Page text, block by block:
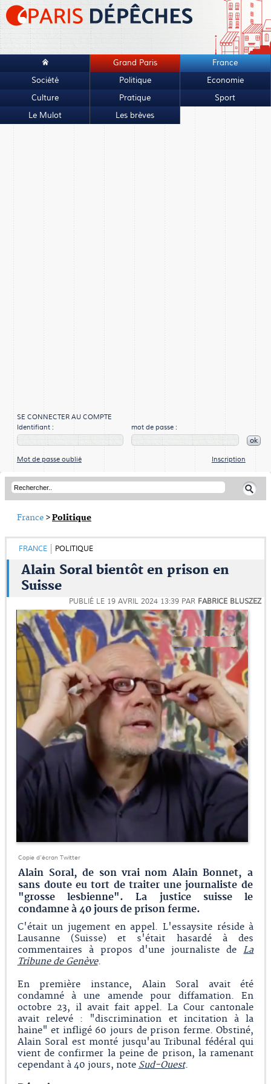
Grand Paris
France
Société
Politique
Economie
Culture
Pratique
Sport
Le Mulot
Les brèves
SE CONNECTER AU COMPTE
Identifiant :
mot de passe :
ok
Mot de passe oublié Inscription
France >Politique
FRANCE POLITIQUE
Alain Soral bientôt en prison en
Suisse
PUBLIÉ LE 19 AVRIL 2024 13:39 PAR FABRICE BLUSZEZ
Copie d'écran Twitter
Alain Soral, de son vrai nom Alain Bonnet, a
sans doute eu tort de traiter une journaliste de
"grosse lesbienne". La justice suisse le
condamne à 40 jours de prison ferme.
C'était un jugement en appel. L'essaysite réside à
Lausanne (Suisse) et s'était hasardé à des
commentaires à propos d'une journaliste deLa
Tribune de Genève.
En première instance, Alain Soral avait été
condamné à une amende pour diffamation. En
octobre 23, il avait fait appel. La Cour cantonale
avait relevé : "discrimination et incitation à la
haine" et infligé 60 jours de prison ferme. Obstiné,
Alain Soral est monté jusqu'au Tribunal fédéral qui
vient de confirmer la peine de prison, la ramenant
cependant à 40 jours, note Sud-Ouest.